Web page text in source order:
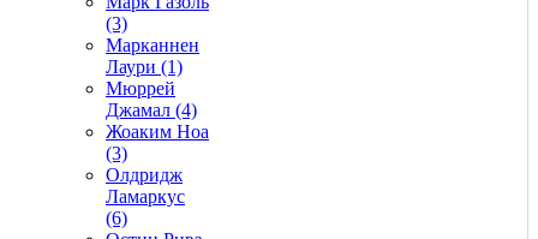
(3)
Марканнен
Лаури (1)
Мюррей
Джамал (4)
Жоаким Ноа
(3)
Олдридж
Ламаркус
(6)